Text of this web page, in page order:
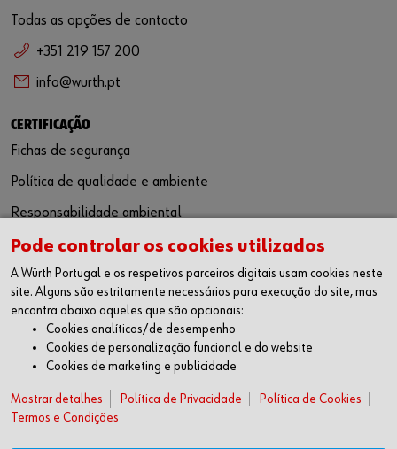
Todas as opções de contacto
+351 219 157 200
info@wurth.pt
CERTIFICAÇÃO
Fichas de segurança
Política de qualidade e ambiente
Responsabilidade ambiental
SIGA-NOS
Facebook
Instagram
LinkedIn
Youtube
WÜRTH APP
Google Android
Apple iOS
Pode controlar os cookies utilizados
A Würth Portugal e os respetivos parceiros digitais usam cookies neste
site. Alguns são estritamente necessários para execução do site, mas
encontra abaixo aqueles que são opcionais:
Cookies analíticos/de desempenho
Cookies de personalização funcional e do website
Cookies de marketing e publicidade
Mostrar detalhes Política de Privacidade
Política de Cookies
Termos e Condições